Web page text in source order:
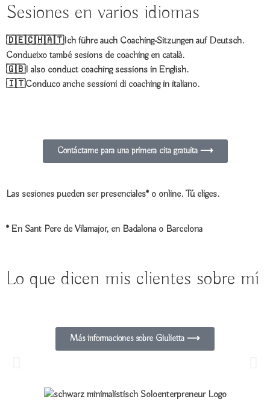
Sesiones en varios idiomas
🇩🇪🇨🇭🇦🇹Ich führe auch Coaching-Sitzungen auf Deutsch.
Condueixo també sesions de coaching en català.
🇬🇧I also conduct coaching sessions in English.
🇮🇹Conduco anche sessioni di coaching in italiano.
Contáctame para una primera cita gratuita ⟶
Las sesiones pueden ser presenciales* o online. Tú eliges.
* En Sant Pere de Vilamajor, en Badalona o Barcelona
Lo que dicen mis clientes sobre mí
Más informaciones sobre Giulietta ⟶
Hemos estado trabajando juntos durante más de seis meses y estoy
de haber trabajado con Giulietta. - Claudia O.